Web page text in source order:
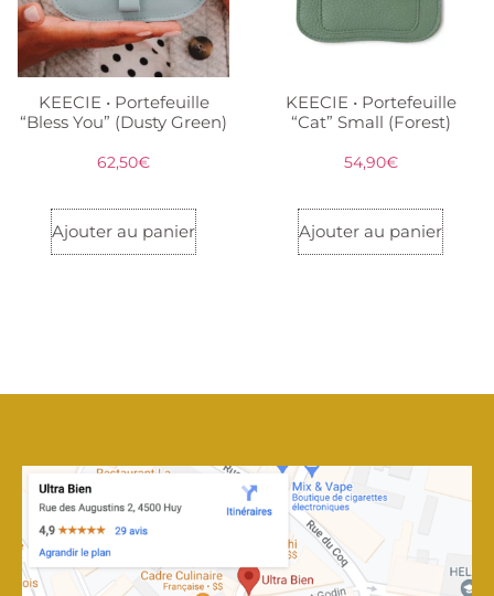
KEECIE • Portefeuille
“Bless You” (Dusty Green)
62,50€
Ajouter au panier
KEECIE • Portefeuille
“Cat” Small (Forest)
54,90€
Ajouter au panier